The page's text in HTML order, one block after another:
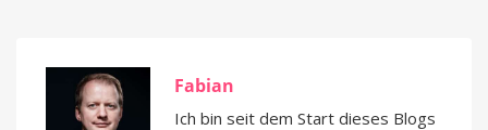
Fabian
Ich bin seit dem Start dieses Blogs